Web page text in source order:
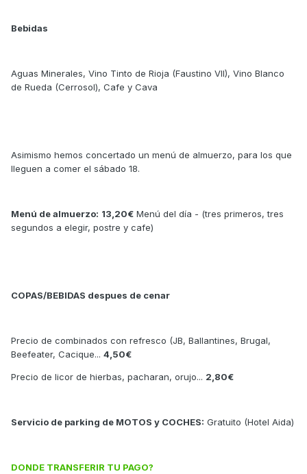
Bebidas
Aguas Minerales, Vino Tinto de Rioja (Faustino VII), Vino Blanco
de Rueda (Cerrosol), Cafe y Cava
Asimismo hemos concertado un menú de almuerzo, para los que
lleguen a comer el sábado 18.
Menú de almuerzo: 13,20€ Menú del día - (tres primeros, tres
segundos a elegir, postre y cafe)
COPAS/BEBIDAS despues de cenar
Precio de combinados con refresco (JB, Ballantines, Brugal,
Beefeater, Cacique... 4,50€
Precio de licor de hierbas, pacharan, orujo... 2,80€
Servicio de parking de MOTOS y COCHES: Gratuito (Hotel Aida)
DONDE TRANSFERIR TU PAGO?